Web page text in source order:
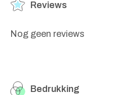
Reviews
Nog geen reviews
Bedrukking